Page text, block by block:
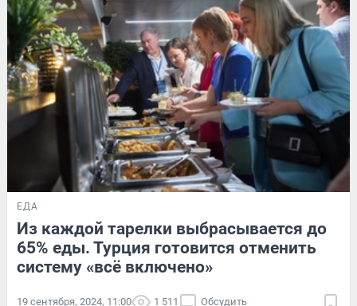
ЕДА
Из каждой тарелки выбрасывается до
65% еды. Турция готовится отменить
систему «всё включено»
19 сентября, 2024, 11:00 1 511 Обсудить